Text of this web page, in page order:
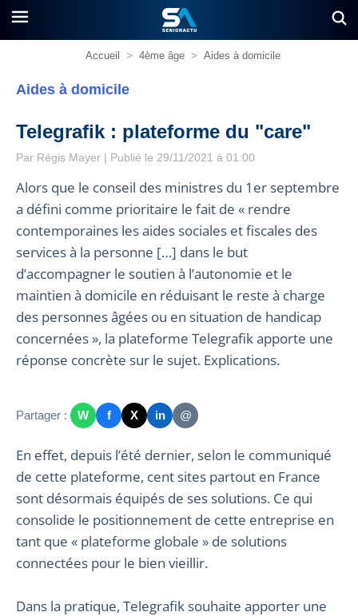
Accueil > 4ème âge > Aides à domicile
Aides à domicile
Telegrafik : plateforme du "care"
Par Régis Mayer | Publié le 29/11/2021 à 01:00
Alors que le conseil des ministres du 1er septembre
a défini comme prioritaire le fait de « rendre
contemporaines les aides sociales et fiscales des
services à la personne […] dans le but
d’accompagner le soutien à l’autonomie et le
maintien à domicile en réduisant le reste à charge
des personnes âgées ou en situation de handicap
concernées », la plateforme Telegrafik apporte une
réponse concrète sur le sujet. Explications.
Partager : W f X in @
En effet, depuis l’été dernier, selon le communiqué
de cette plateforme, cent sites partout en France
sont désormais équipés de ses solutions. Ce qui
consolide le positionnement de cette entreprise en
tant que « plateforme globale » de solutions
connectées pour le bien vieillir.
Dans la pratique, Telegrafik souhaite apporter une